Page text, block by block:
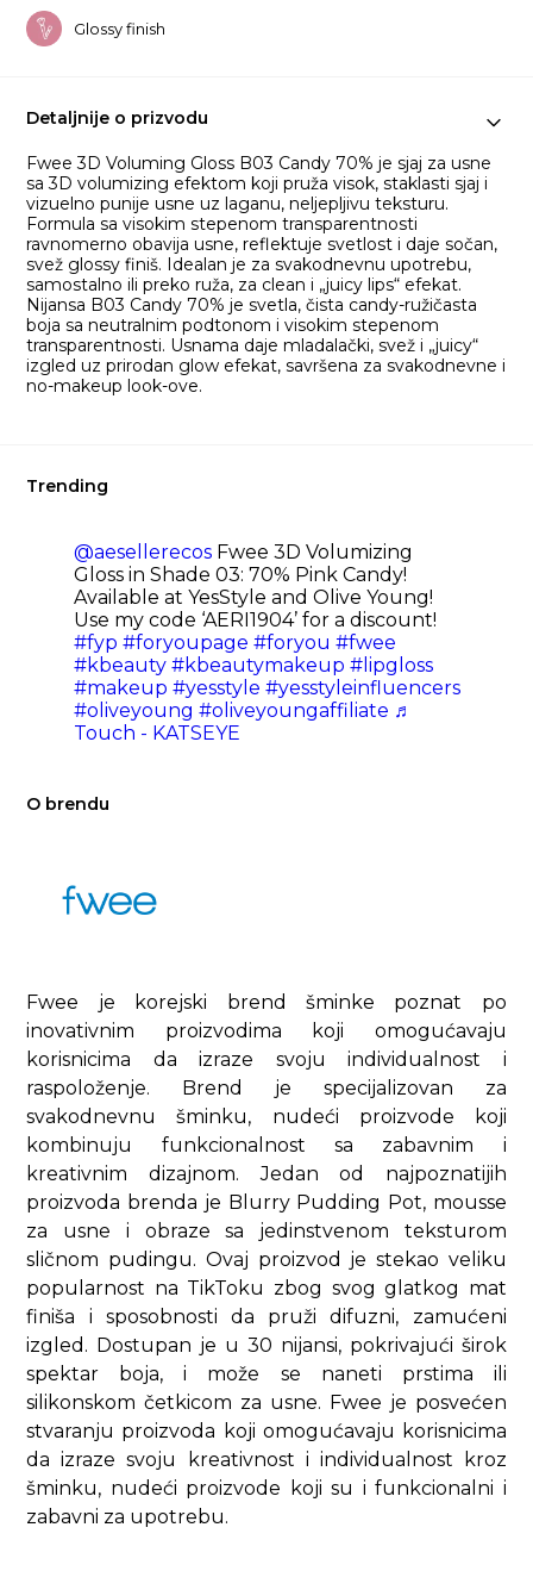
Glossy finish
Detaljnije o prizvodu
Fwee 3D Voluming Gloss B03 Candy 70% je sjaj za usne
sa 3D volumizing efektom koji pruža visok, staklasti sjaj i
vizuelno punije usne uz laganu, neljepljivu teksturu.
Formula sa visokim stepenom transparentnosti
ravnomerno obavija usne, reflektuje svetlost i daje sočan,
svež glossy finiš. Idealan je za svakodnevnu upotrebu,
samostalno ili preko ruža, za clean i „juicy lips“ efekat.
Nijansa B03 Candy 70% je svetla, čista candy-ružičasta
boja sa neutralnim podtonom i visokim stepenom
transparentnosti. Usnama daje mladalački, svež i „juicy“
izgled uz prirodan glow efekat, savršena za svakodnevne i
no-makeup look-ove.
Trending
@aesellerecos Fwee 3D Volumizing
Gloss in Shade 03: 70% Pink Candy!
Available at YesStyle and Olive Young!
Use my code ‘AERI1904’ for a discount!
#fyp #foryoupage #foryou #fwee
#kbeauty #kbeautymakeup #lipgloss
#makeup #yesstyle #yesstyleinfluencers
#oliveyoung #oliveyoungaffiliate ♬
Touch - KATSEYE
O brendu
Fwee je korejski brend šminke poznat po
inovativnim proizvodima koji omogućavaju
korisnicima da izraze svoju individualnost i
raspoloženje. Brend je specijalizovan za
svakodnevnu šminku, nudeći proizvode koji
kombinuju funkcionalnost sa zabavnim i
kreativnim dizajnom. Jedan od najpoznatijih
proizvoda brenda je Blurry Pudding Pot, mousse
za usne i obraze sa jedinstvenom teksturom
sličnom pudingu. Ovaj proizvod je stekao veliku
popularnost na TikToku zbog svog glatkog mat
finiša i sposobnosti da pruži difuzni, zamućeni
izgled. Dostupan je u 30 nijansi, pokrivajući širok
spektar boja, i može se naneti prstima ili
silikonskom četkicom za usne. Fwee je posvećen
stvaranju proizvoda koji omogućavaju korisnicima
da izraze svoju kreativnost i individualnost kroz
šminku, nudeći proizvode koji su i funkcionalni i
zabavni za upotrebu.